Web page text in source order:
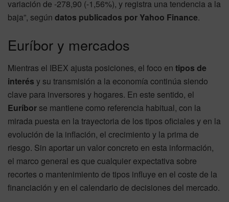
variación de -278,90 (-1,56%), y registra una tendencia a la
baja”, según datos publicados por Yahoo Finance.
Euríbor y mercados
Mientras el IBEX ajusta posiciones, el foco en tipos de
interés y su transmisión a la economía continúa siendo
clave para inversores y hogares. En este sentido, el
Euríbor se mantiene como referencia habitual, con la
mirada puesta en la trayectoria de los tipos oficiales y en la
evolución de la inflación, el crecimiento y la prima de
riesgo. Sin aportar un valor concreto en esta información,
el marco general es que cualquier expectativa sobre
recortes o mantenimiento de tipos influye en el coste de la
financiación y en el calendario de decisiones del mercado.